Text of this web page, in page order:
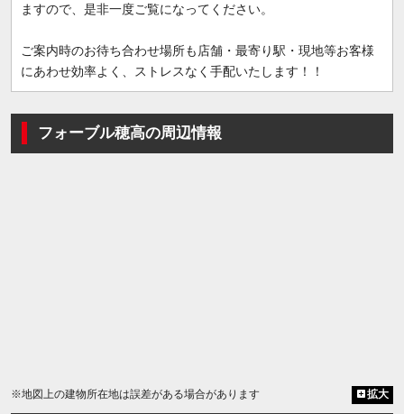
ますので、是非一度ご覧になってください。
ご案内時のお待ち合わせ場所も店舗・最寄り駅・現地等お客様
にあわせ効率よく、ストレスなく手配いたします！！
フォーブル穂高の周辺情報
※地図上の建物所在地は誤差がある場合があります 拡大